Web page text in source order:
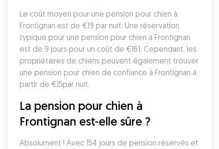
Le coût moyen pour une pension pour chien à
Frontignan est de €19 par nuit. Une réservation
typique pour une pension pour chien à Frontignan
est de 9 jours pour un coût de €161. Cependant, les
propriétaires de chiens peuvent également trouver
une pension pour chien de confiance à Frontignan à
partir de €15par nuit.
La pension pour chien à
Frontignan est-elle sûre ?
Absolument ! Avec 154 jours de pension réservés et